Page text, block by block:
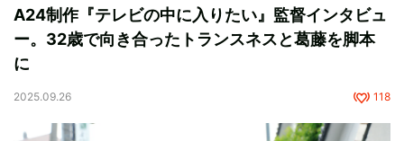
A24制作『テレビの中に入りたい』監督インタビュ
ー。32歳で向き合ったトランスネスと葛藤を脚本
に
2025.09.26 118